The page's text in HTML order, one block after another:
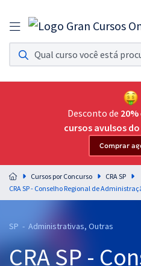
Assinatura Ilimitada 11
Acesso a todos os cursos. Teste grátis por
Assinatura OAB Até Passar
Acesso ilimitado a toda preparação para
Residências Multiprofissionais
Preparação completa e intensiva para
residências em saúde do Brasil
Cursos 20% OFF
Desconto de
cursos avulsos do
Comprar
Cursos por Concurso
CRA SP
SP - Administrativas, Outras
CRA SP -